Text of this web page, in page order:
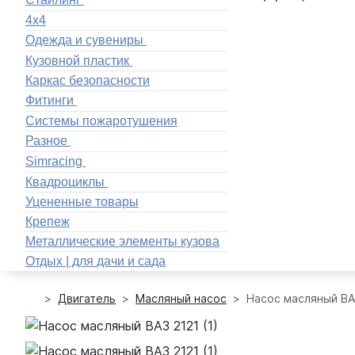
4x4
Одежда и сувениры
Кузовной пластик
Каркас безопасности
Фитинги
Системы пожаротушения
Разное
Simracing
Квадроциклы
Уцененные товары
Крепеж
Металлические элементы кузова
Отдых | для дачи и сада
Двигатель Масляный насос Насос масляный